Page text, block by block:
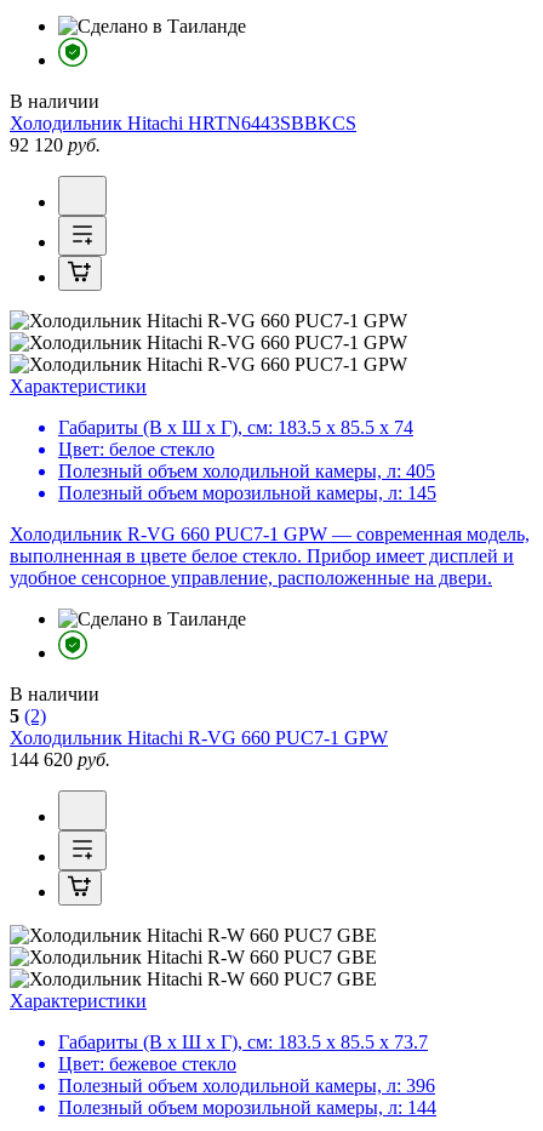
В наличии
Холодильник Hitachi HRTN6443SBBKCS
92 120 руб.
Характеристики
Габариты (В х Ш х Г), см: 183.5 х 85.5 х 74
Цвет: белое стекло
Полезный объем холодильной камеры, л: 405
Полезный объем морозильной камеры, л: 145
Холодильник R-VG 660 PUC7-1 GPW — современная модель,
выполненная в цвете белое стекло. Прибор имеет дисплей и
удобное сенсорное управление, расположенные на двери.
В наличии
5 (2)
Холодильник Hitachi R-VG 660 PUC7-1 GPW
144 620 руб.
Характеристики
Габариты (В х Ш х Г), см: 183.5 х 85.5 х 73.7
Цвет: бежевое стекло
Полезный объем холодильной камеры, л: 396
Полезный объем морозильной камеры, л: 144